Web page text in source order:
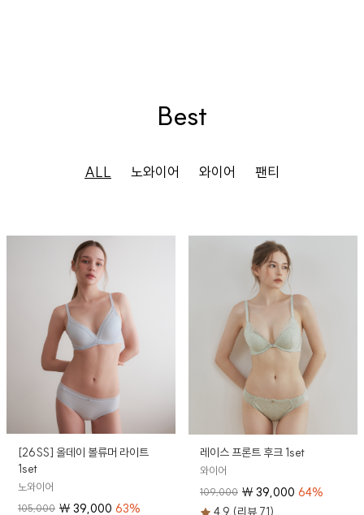
Best
ALL 노와이어 와이어 팬티
[26SS] 올데이 볼류머 라이트
1set
노와이어
105,000 ₩39,000 63%
레이스 프론트 후크 1set
와이어
109,000 ₩39,000 64%
4.9 (리뷰 71)